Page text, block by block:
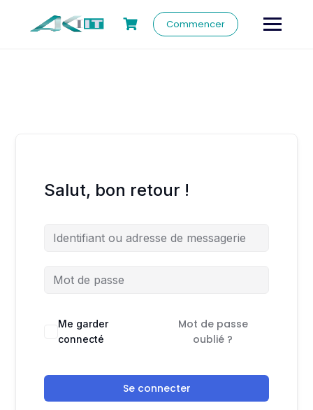
Commencer
Salut, bon retour !
Me garder
connecté
Mot de passe
oublié ?
Se connecter